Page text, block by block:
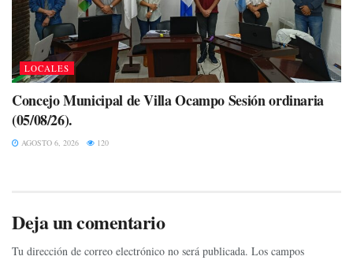
LOCALES
Concejo Municipal de Villa Ocampo Sesión ordinaria
(05/08/26).
AGOSTO 6, 2026 120
Deja un comentario
Tu dirección de correo electrónico no será publicada. Los campos